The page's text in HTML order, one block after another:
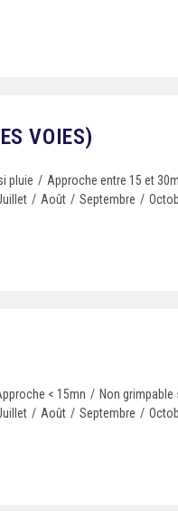
VOIES)
pluie / Approche entre 15 et
/ Août / Septembre /
< 15mn / Non grimpable
/ Août / Septembre /